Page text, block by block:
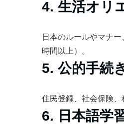
4. 生活オリ
日本のルールやマナ
時間以上）。
5. 公的手続
住民登録、社会保険、
6. 日本語学